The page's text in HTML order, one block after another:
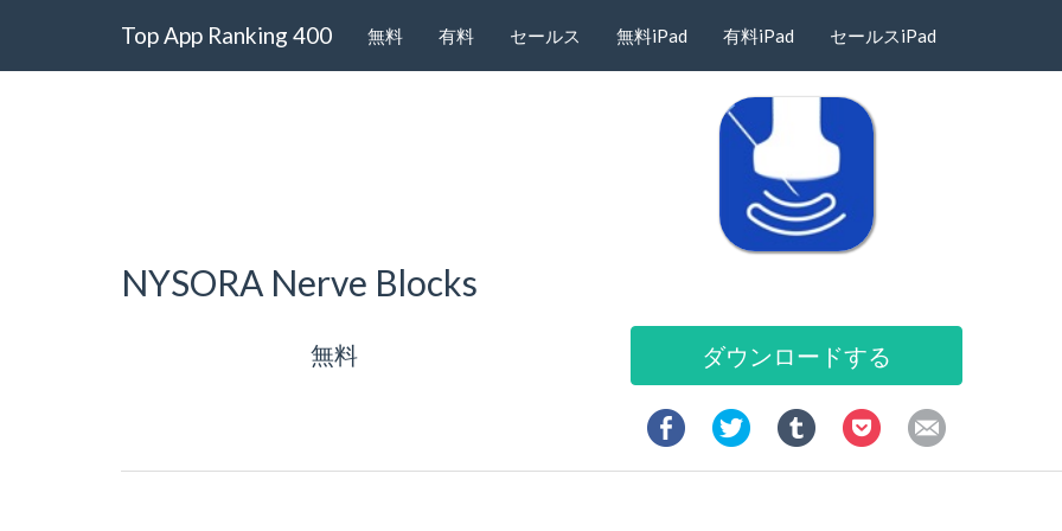
Top App Ranking 400 無料 有料 セールス 無料iPad 有料iPad セールスiPad
NYSORA Nerve Blocks
無料 ダウンロードする